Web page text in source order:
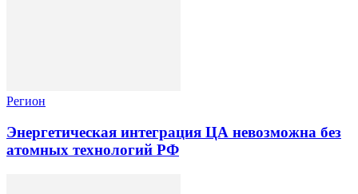
Регион
Энергетическая интеграция ЦА невозможна без
атомных технологий РФ